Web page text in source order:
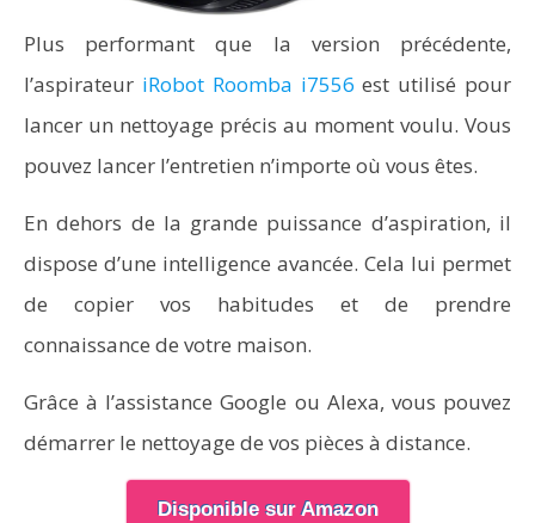
Plus performant que la version précédente,
l’aspirateur iRobot Roomba i7556 est utilisé pour
lancer un nettoyage précis au moment voulu. Vous
pouvez lancer l’entretien n’importe où vous êtes.
En dehors de la grande puissance d’aspiration, il
dispose d’une intelligence avancée. Cela lui permet
de copier vos habitudes et de prendre
connaissance de votre maison.
Grâce à l’assistance Google ou Alexa, vous pouvez
démarrer le nettoyage de vos pièces à distance.
Disponible sur Amazon